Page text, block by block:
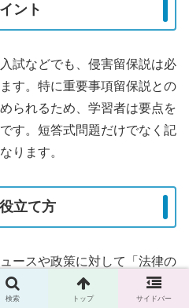
ント
試などでも、侵害留保説は必
す。特に重要事項留保説との
られるため、学習者は要点を
す。短答式問題だけでなく記
ります。
立て方
ースや政策に対して「法律の
視点を持つことができます。
線で検証できるため、社会参
検索 トップ サイドバー